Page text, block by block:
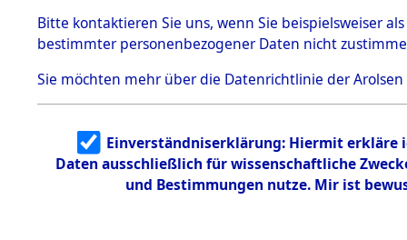
5.3.1 Alliierte
Erhebungen
zu
Todesmärsch
en
5.3.2
Identifizierun
g
5.3.3
Todesmärsch
Bitte kontaktieren Sie uns, wenn Sie beispielsweiser
bestimmter personenbezogener Daten nicht
Sie möchten mehr über die Datenrichtlinie der Arolsen
Einverständniserklärung: Hiermit erkläre
Daten ausschließlich für wissenschaftliche
und Bestimmungen nutze. Mir ist